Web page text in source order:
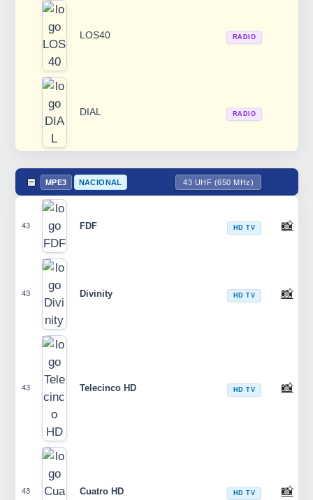
LOS40 RADIO
DIAL RADIO
MPE3 NACIONAL 43 UHF (650 MHz)
43 FDF HD TV 📸
43 Divinity HD TV 📸
43 Telecinco HD HD TV 📸
43 Cuatro HD HD TV 📸